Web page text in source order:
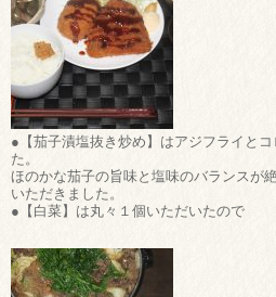
●【茄子漬塩抜き炒め】はアジフライと
た。
ほのかな茄子の旨味と塩味のバランスが
いただきました。
●【白菜】は丸々１個いただいたので